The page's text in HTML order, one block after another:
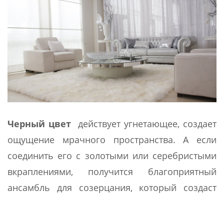
Черный цвет действует угнетающее, создает
ощущение мрачного пространства. А если
соединить его с золотыми или серебристыми
вкраплениями, получится благоприятный
ансамбль для созерцания, который создаст